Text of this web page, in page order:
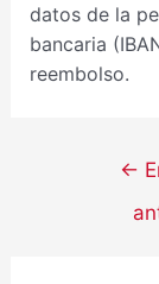
datos de la
bancaria
reembolso.
←